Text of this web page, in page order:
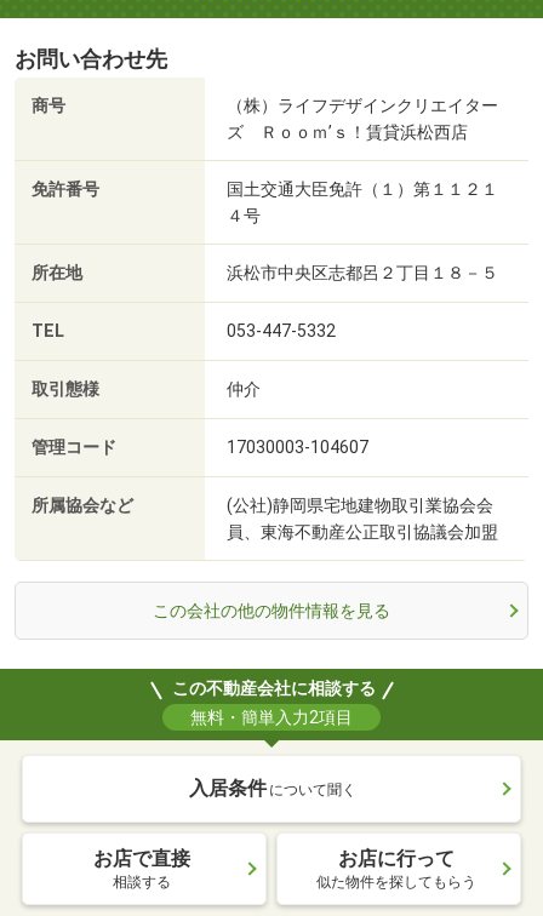
お問い合わせ先
商号
（株）ライフデザインクリエイター
ズ Ｒｏｏｍ’ｓ！賃貸浜松西店
免許番号
国土交通大臣免許（１）第１１２１
４号
所在地 浜松市中央区志都呂２丁目１８－５
TEL 053-447-5332
取引態様 仲介
管理コード 17030003-104607
所属協会など
(公社)静岡県宅地建物取引業協会会
員、東海不動産公正取引協議会加盟
この会社の他の物件情報を見る
この不動産会社に相談する
無料・簡単入力2項目
入居条件 について聞く
お店で直接
相談する
お店に行って
似た物件を探してもらう